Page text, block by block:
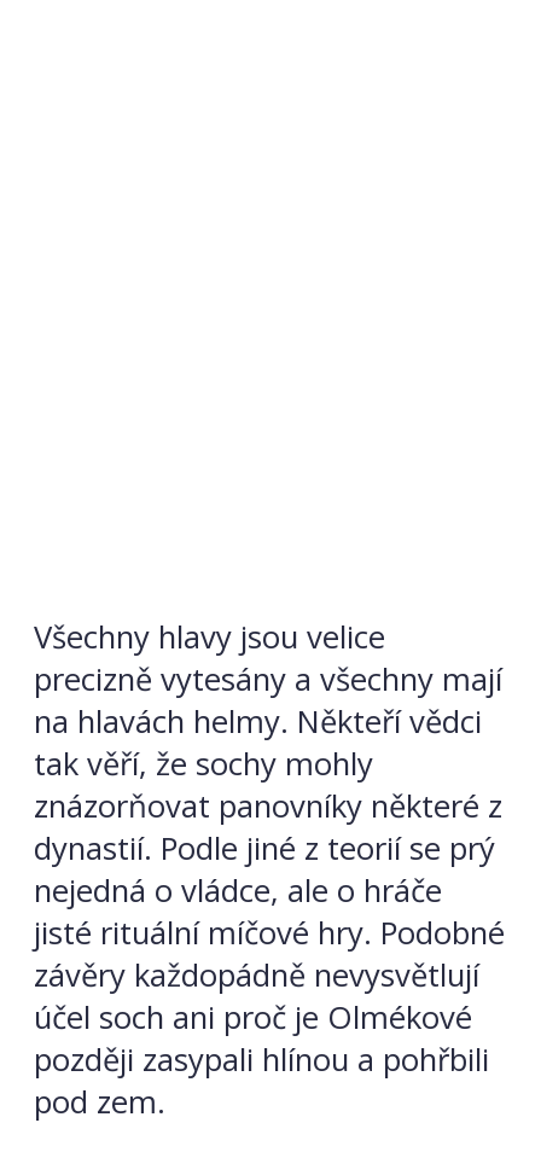
Všechny hlavy jsou velice
precizně vytesány a všechny mají
na hlavách helmy. Někteří vědci
tak věří, že sochy mohly
znázorňovat panovníky některé z
dynastií. Podle jiné z teorií se prý
nejedná o vládce, ale o hráče
jisté rituální míčové hry. Podobné
závěry každopádně nevysvětlují
účel soch ani proč je Olmékové
později zasypali hlínou a pohřbili
pod zem.